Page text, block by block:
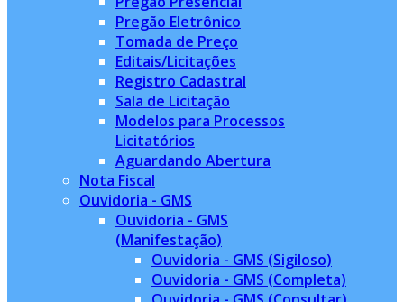
Pregão Eletrônico
Tomada de Preço
Editais/Licitações
Registro Cadastral
Sala de Licitação
Modelos para Processos
Licitatórios
Aguardando Abertura
Nota Fiscal
Ouvidoria - GMS
Ouvidoria - GMS
(Manifestação)
Ouvidoria - GMS (Sigiloso)
Ouvidoria - GMS (Completa)